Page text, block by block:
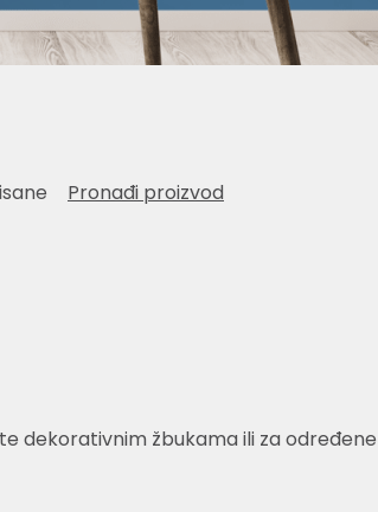
Pronađi proizvod
dekorativnim žbukama ili za